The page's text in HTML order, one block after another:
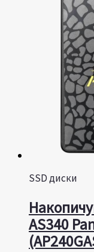
SSD диски
AS340